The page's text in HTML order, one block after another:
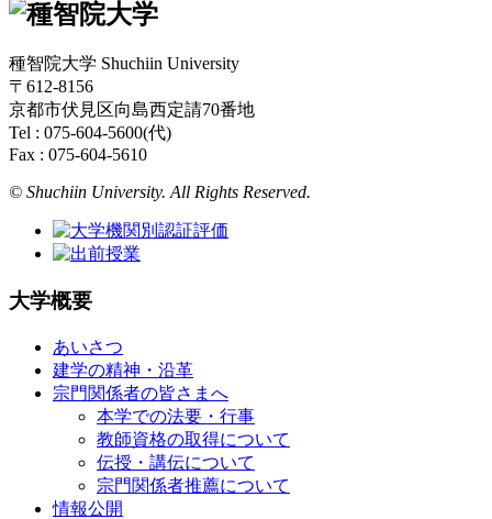
種智院大学 Shuchiin University
〒612-8156
京都市伏見区向島西定請70番地
Tel : 075-604-5600(代)
Fax : 075-604-5610
© Shuchiin University. All Rights Reserved.
大学概要
あいさつ
建学の精神・沿革
宗門関係者の皆さまへ
本学での法要・行事
教師資格の取得について
伝授・講伝について
宗門関係者推薦について
情報公開